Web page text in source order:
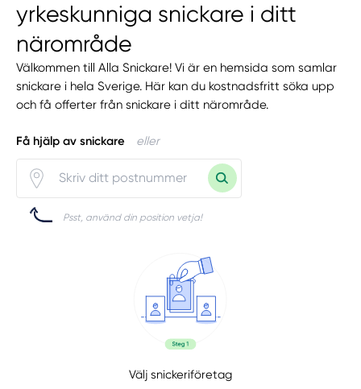
yrkeskunniga snickare i ditt
närområde
Välkommen till Alla Snickare! Vi är en hemsida som samlar
snickare i hela Sverige. Här kan du kostnadsfritt söka upp
och få offerter från snickare i ditt närområde.
Få hjälp av snickare eller
Psst, använd din position vetja!
Välj snickeriföretag